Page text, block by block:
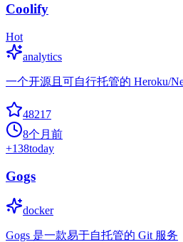
Coolify
Hot
analytics
一个开源且可自行托管的 Heroku/
48217
8个月前
+138today
Gogs
docker
Gogs 是一款易于自托管的 Git 服务